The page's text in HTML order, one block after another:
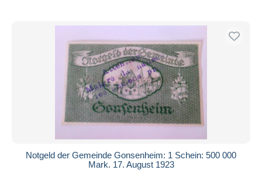
Notgeld der Gemeinde Gonsenheim: 1 Schein: 500 000
Mark. 17. August 1923